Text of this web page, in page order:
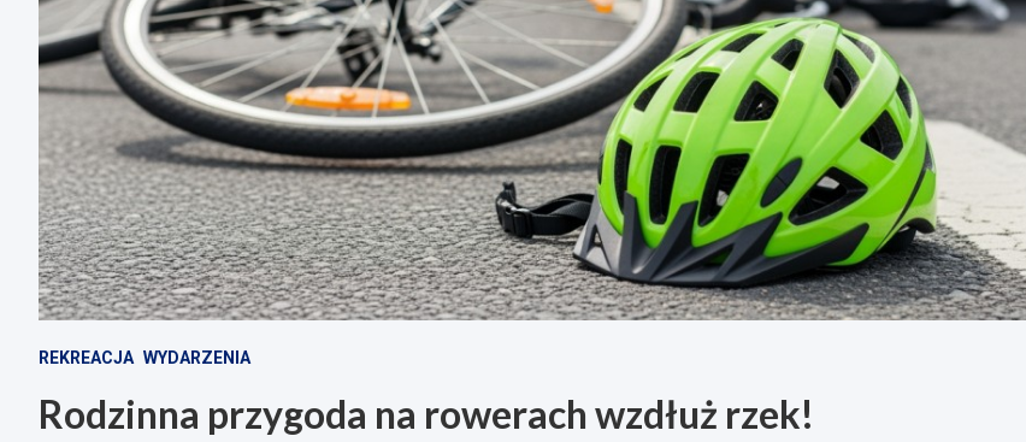
REKREACJA WYDARZENIA
Rodzinna przygoda na rowerach wzdłuż rzek!